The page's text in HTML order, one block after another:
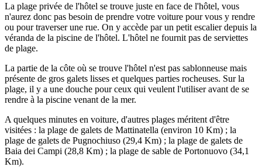
La plage privée de l'hôtel se trouve juste en face de l'hôtel, vous
n'aurez donc pas besoin de prendre votre voiture pour vous y rendre
ou pour traverser une rue. On y accède par un petit escalier depuis la
véranda de la piscine de l'hôtel. L'hôtel ne fournit pas de serviettes
de plage.
La partie de la côte où se trouve l'hôtel n'est pas sablonneuse mais
présente de gros galets lisses et quelques parties rocheuses. Sur la
plage, il y a une douche pour ceux qui veulent l'utiliser avant de se
rendre à la piscine venant de la mer.
A quelques minutes en voiture, d'autres plages méritent d'être
visitées : la plage de galets de Mattinatella (environ 10 Km) ; la
plage de galets de Pugnochiuso (29,4 Km) ; la plage de galets de
Baia dei Campi (28,8 Km) ; la plage de sable de Portonuovo (34,1
Km).